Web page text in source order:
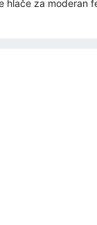
hlače za moderan